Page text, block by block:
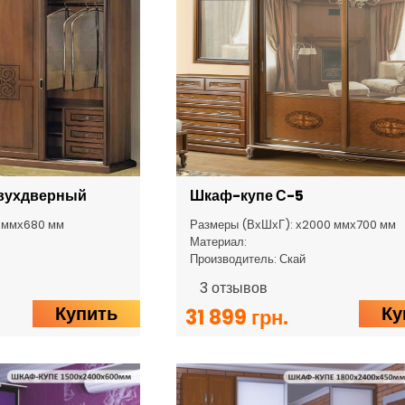
ммх680 мм
Купить
Шкаф-купе С-5
Размеры (ВхШхГ): х2000 ммх700 мм
Материал:
Производитель: Скай
3 отзывов
31 899 грн.